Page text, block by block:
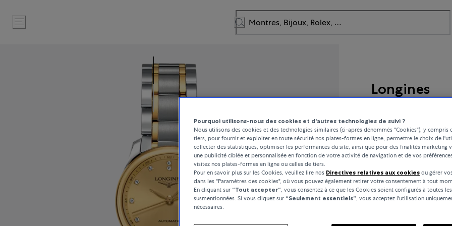
Passer
au
Longines
3 100 CHF
incl. TVA / Livraison gratuite
Pourquoi utilisons-nous des cookies et d'autres technologies de suivi ?
Nous utilisons des cookies et des technologies similaires (ci-après dénommés "Cookies"), y compris
tiers, pour fournir et exploiter en toute sécurité nos plates-formes en ligne, permettre le choix de
collecter des statistiques, optimiser les performances du site, ainsi que pour des finalités marketing
une publicité ciblée et personnalisée en fonction de votre activité de navigation et de vos
visitez nos plates-formes en ligne ou celles de tiers.
Pour en savoir plus sur les Cookies, veuillez lire nos Directives relatives aux cookies ou gérer
dans les "Paramètres des cookies", où vous pouvez également retirer votre consentement à tout
En cliquant sur “Tout accepter“, vous consentez à ce que les Cookies soient configurés à toutes
susmentionnées. Si vous cliquez sur “Seulement essentiels”, vous acceptez l'utilisation
nécessaires.